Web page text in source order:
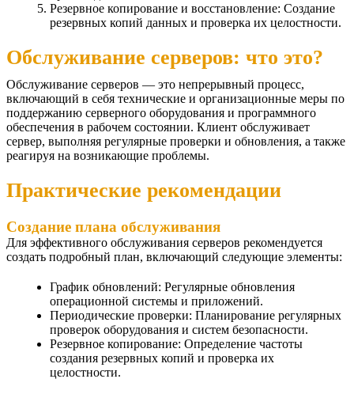
Резервное копирование и восстановление: Создание
резервных копий данных и проверка их целостности.
Обслуживание серверов: что это?
Обслуживание серверов — это непрерывный процесс,
включающий в себя технические и организационные меры по
поддержанию серверного оборудования и программного
обеспечения в рабочем состоянии. Клиент обслуживает
сервер, выполняя регулярные проверки и обновления, а также
реагируя на возникающие проблемы.
Практические рекомендации
Создание плана обслуживания
Для эффективного обслуживания серверов рекомендуется
создать подробный план, включающий следующие элементы:
График обновлений: Регулярные обновления
операционной системы и приложений.
Периодические проверки: Планирование регулярных
проверок оборудования и систем безопасности.
Резервное копирование: Определение частоты
создания резервных копий и проверка их
целостности.